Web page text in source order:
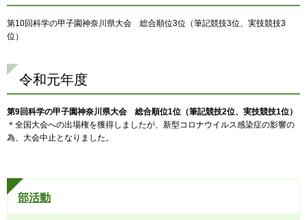
第10回科学の甲子園神奈川県大会 総合順位3位（筆記競技3位、実技競技3
位）
令和元年度
第9回科学の甲子園神奈川県大会 総合順位1位（筆記競技2位、実技競技1位）
＊全国大会への出場権を獲得しましたが、新型コロナウイルス感染症の影響の
為、大会中止となりました。
部活動